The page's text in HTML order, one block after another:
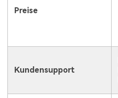
Preise
Kundensupport